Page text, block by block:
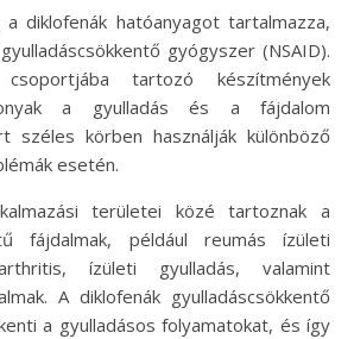
diklofenák hatóanyagot tartalmazza,
gyógyszer (NSAID).
tartozó készítmények
a gyulladás és a fájdalom
széles körben használják különböző
esetén.
területei közé tartoznak a
fájdalmak, például reumás ízületi
ízületi gyulladás, valamint
A diklofenák gyulladáscsökkentő
a gyulladásos folyamatokat, és így